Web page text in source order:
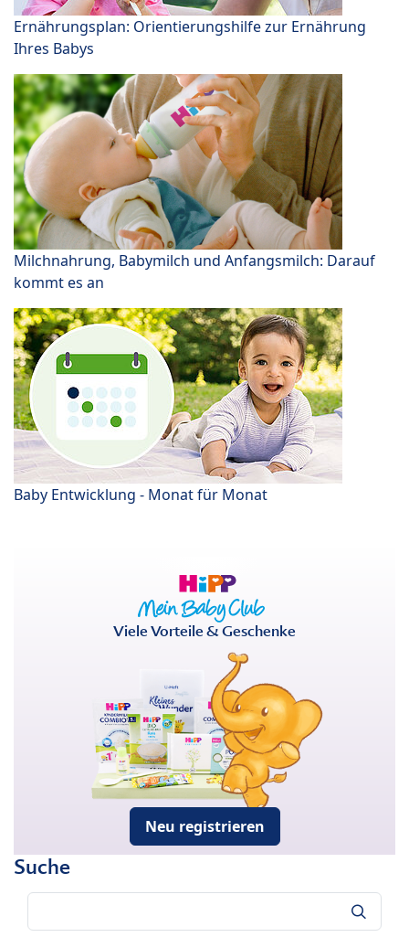
Ernährungsplan: Orientierungshilfe zur Ernährung
Ihres Babys
Milchnahrung, Babymilch und Anfangsmilch: Darauf
kommt es an
Baby Entwicklung - Monat für Monat
Viele Vorteile & Geschenke
Neu registrieren
Suche